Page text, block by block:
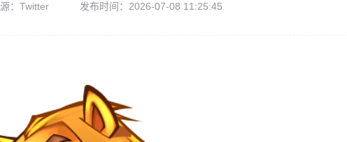
：Twitter 发布时间：2026-07-08 11:25:45